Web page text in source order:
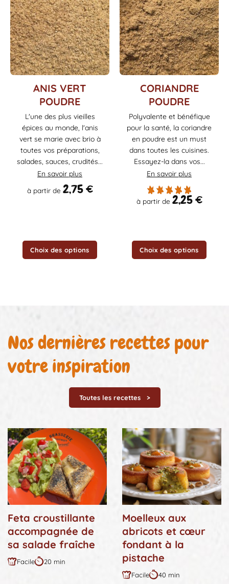
ANIS VERT
POUDRE
L'une des plus vieilles
épices au monde, l'anis
vert se marie avec brio à
toutes vos préparations,
salades, sauces, crudités...
En savoir plus
à partir de 2,75€
Choix des options
plusieurs
variations.
Les
options
peuvent
CORIANDRE
POUDRE
Polyvalente et bénéfique
pour la santé, la coriandre
en poudre est un must
dans toutes les cuisines.
Essayez-la dans vos...
En savoir plus
à partir de 2,25€
Choix des options
plusieurs
variations.
Les
options
peuvent
Nos dernières recettes pour
votre inspiration
Toutes les recettes
Feta croustillante
accompagnée de
sa salade fraîche
Difficulté
Facile
Durée
20 min
Moelleux aux
abricots et cœur
fondant à la
pistache
Difficulté
Facile
Durée
40 min